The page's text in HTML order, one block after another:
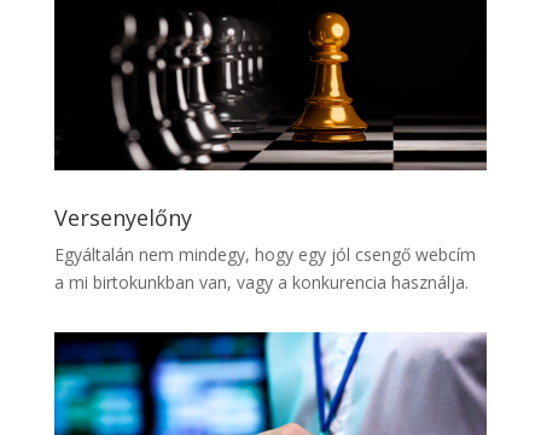
Versenyelőny
Egyáltalán nem mindegy, hogy egy jól csengő webcím
a mi birtokunkban van, vagy a konkurencia használja.